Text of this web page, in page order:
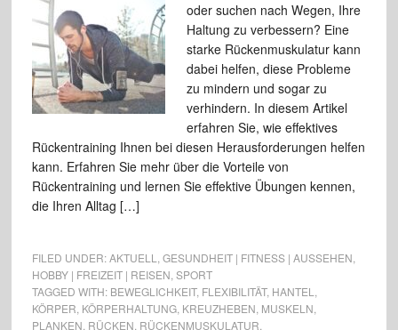
oder suchen nach Wegen, Ihre
Haltung zu verbessern? Eine
starke Rückenmuskulatur kann
dabei helfen, diese Probleme
zu mindern und sogar zu
verhindern. In diesem Artikel
erfahren Sie, wie effektives
Rückentraining Ihnen bei diesen Herausforderungen helfen
kann. Erfahren Sie mehr über die Vorteile von
Rückentraining und lernen Sie effektive Übungen kennen,
die Ihren Alltag […]
FILED UNDER:AKTUELL GESUNDHEIT | FITNESS | AUSSEHEN
HOBBY | FREIZEIT | REISEN SPORT
TAGGED WITH: BEWEGLICHKEIT, FLEXIBILITÄT, HANTEL
KÖRPER KÖRPERHALTUNG, KREUZHEBEN MUSKELN
PLANKEN RÜCKEN RÜCKENMUSKULATUR